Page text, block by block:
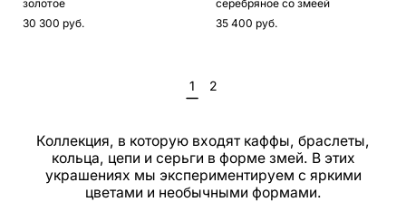
золотое
30 300 pуб.
серебряное со змеей
35 400 pуб.
1 2
Коллекция, в которую входят каффы, браслеты,
кольца, цепи и серьги в форме змей. В этих
украшениях мы экспериментируем с яркими
цветами и необычными формами.